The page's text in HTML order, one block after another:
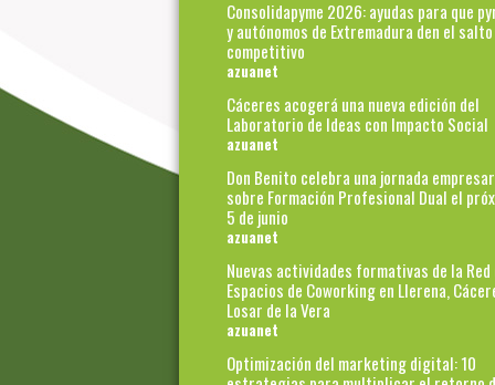
Consolidapyme 2026: ayudas para que
y autónomos de Extremadura den el salto
competitivo
azuanet
Cáceres acogerá una nueva edición del
Laboratorio de Ideas con Impacto Social
azuanet
Don Benito celebra una jornada
sobre Formación Profesional Dual el
5 de junio
azuanet
Nuevas actividades formativas de la Red
Espacios de Coworking en Llerena,
Losar de la Vera
azuanet
Optimización del marketing digital: 10